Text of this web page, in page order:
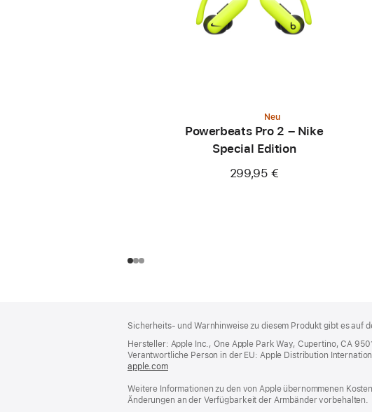
Neu
Powerbeats Pro 2 – Nike
Special Edition
299,95 €
Sicherheits- und Warnhinweise zu diesem Produkt gibt es auf
Hersteller: Apple Inc., One Apple Park Way, Cupertino, CA
Verantwortliche Person in der EU: Apple Distribution
apple.com(öffnet
neues
Fenster)
Weitere Informationen zu den von Apple übernommenen
Änderungen an der Verfügbarkeit der Armbänder vorbehalten.